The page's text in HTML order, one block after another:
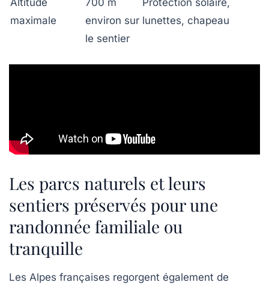
Altitude
maximale
700 m
environ sur
le sentier
Protection solaire,
lunettes, chapeau
Les parcs naturels et leurs
sentiers préservés pour une
randonnée familiale ou
tranquille
Les Alpes françaises regorgent également de